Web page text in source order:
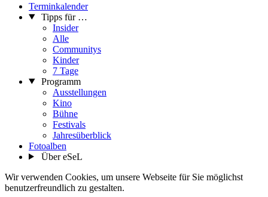
Terminkalender
Tipps für …
Insider
Alle
Communitys
Kinder
7 Tage
Programm
Ausstellungen
Kino
Bühne
Festivals
Jahresüberblick
Fotoalben
Über eSeL
Wir verwenden Cookies, um unsere Webseite für Sie möglichst
benutzerfreundlich zu gestalten.